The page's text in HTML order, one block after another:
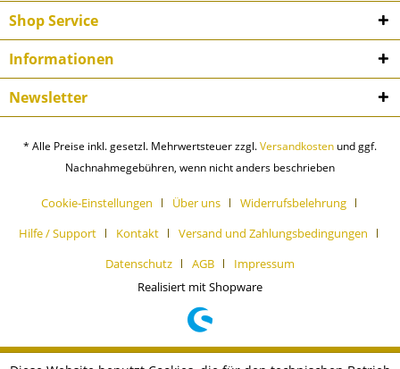
Shop Service
Informationen
Newsletter
* Alle Preise inkl. gesetzl. Mehrwertsteuer zzgl.Versandkosten und ggf.
Nachnahmegebühren, wenn nicht anders beschrieben
Cookie-Einstellungen Über uns
Widerrufsbelehrung
Hilfe / Support
Kontakt
Versand und Zahlungsbedingungen
Datenschutz
AGB
Impressum
Realisiert mit Shopware